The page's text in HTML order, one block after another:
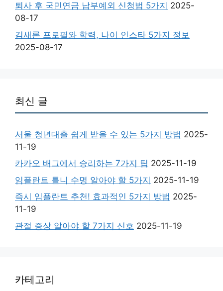
퇴사 후 국민연금 납부예외 신청법 5가지 2025-
08-17
김새론 프로필와 학력, 나이 인스타 5가지 정보
2025-08-17
최신 글
서울 청년대출 쉽게 받을 수 있는 5가지 방법 2025-
11-19
카카오 배그에서 승리하는 7가지 팁 2025-11-19
임플란트 틀니 수명 알아야 할 5가지 2025-11-19
즉시 임플란트 추천! 효과적인 5가지 방법 2025-
11-19
관절 증상 알아야 할 7가지 신호 2025-11-19
카테고리